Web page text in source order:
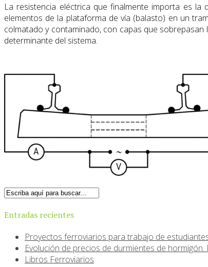
La resistencia eléctrica que finalmente importa es
elementos de la plataforma de vía (balasto) en un
colmatado y contaminado, con capas que
determinante del sistema.
Entradas recientes
Proyectos ferroviarios para trabajo de
Evolución de precios de durmientes de hormigón.
Libros Ferroviarios